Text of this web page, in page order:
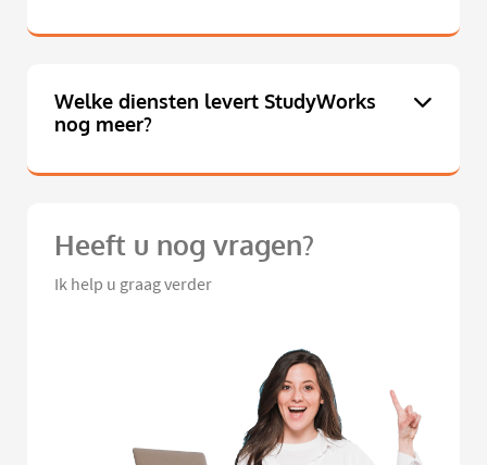
Welke diensten levert StudyWorks
nog meer?
Heeft u nog vragen?
Ik help u graag verder